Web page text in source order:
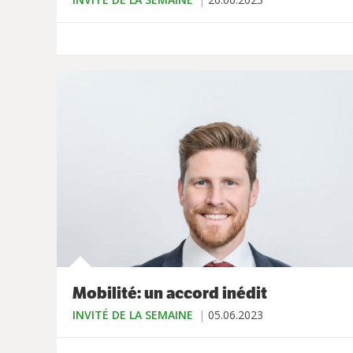
Mobilité: un accord inédit
INVITÉ DE LA SEMAINE 05.06.2023